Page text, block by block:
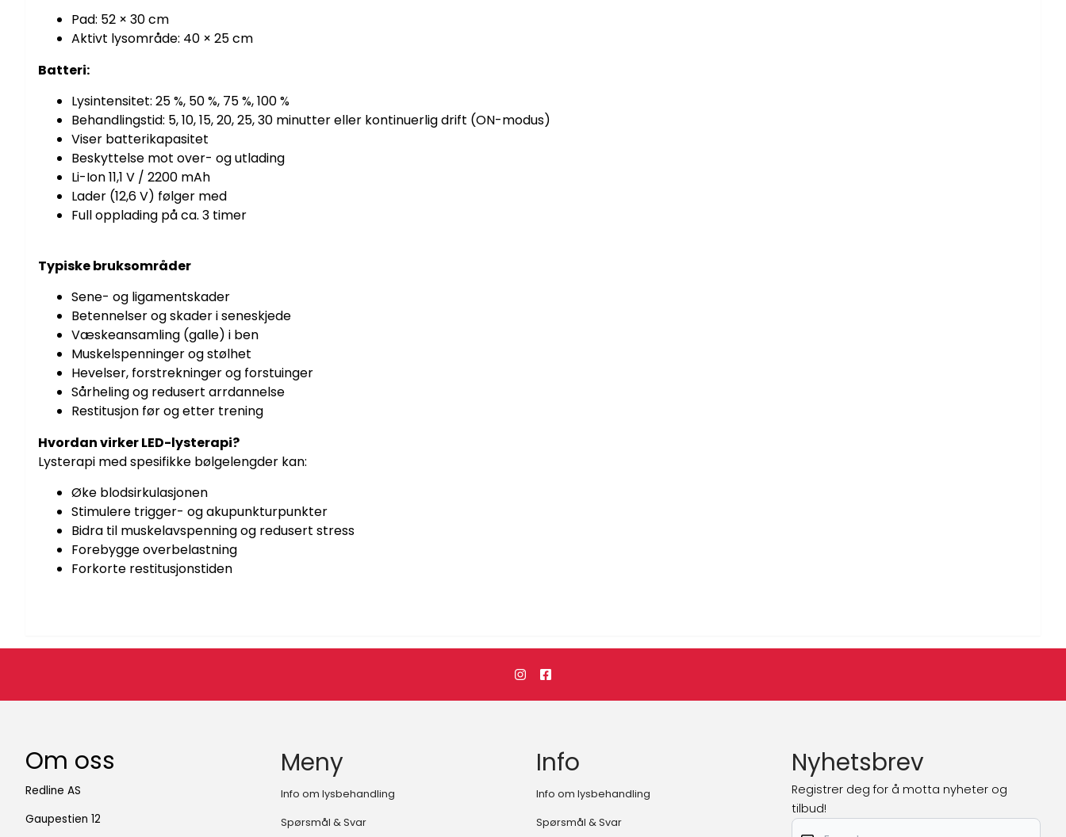
Pad: 52 × 30 cm
Aktivt lysområde: 40 × 25 cm
Batteri:
Lysintensitet: 25 %, 50 %, 75 %, 100 %
Behandlingstid: 5, 10, 15, 20, 25, 30 minutter eller kontinuerlig drift (ON-modus)
Viser batterikapasitet
Beskyttelse mot over- og utlading
Li-Ion 11,1 V / 2200 mAh
Lader (12,6 V) følger med
Full opplading på ca. 3 timer
Typiske bruksområder
Sene- og ligamentskader
Betennelser og skader i seneskjede
Væskeansamling (galle) i ben
Muskelspenninger og stølhet
Hevelser, forstrekninger og forstuinger
Sårheling og redusert arrdannelse
Restitusjon før og etter trening
Hvordan virker LED-lysterapi?
Lysterapi med spesifikke bølgelengder kan:
Øke blodsirkulasjonen
Stimulere trigger- og akupunkturpunkter
Bidra til muskelavspenning og redusert stress
Forebygge overbelastning
Forkorte restitusjonstiden
Om oss
Redline AS
Gaupestien 12
Meny
Info om lysbehandling
Spørsmål & Svar
Info
Info om lysbehandling
Spørsmål & Svar
Nyhetsbrev
Registrer deg for å motta nyheter og
tilbud!
E-post